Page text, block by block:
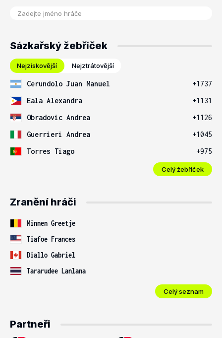
Sázkařský žebříček
Nejziskovější Nejztrátovější
Cerundolo Juan Manuel
+1737
Eala Alexandra
+1131
Obradovic Andrea
+1126
Guerrieri Andrea
+1045
Torres Tiago
+975
Celý žebříček
Zranění hráči
Minnen Greetje
Tiafoe Frances
Diallo Gabriel
Tararudee Lanlana
Celý seznam
Partneři